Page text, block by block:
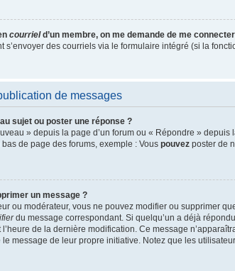
courrield’un membre, on me demande de me
s’envoyer des courriels via le formulaire intégré (si la
de messages
sujet ou poster une réponse ?
» depuis la page d’un forum ou « Répondre »
de page des forums, exemple : Vous pouvez poster de
un message ?
ou modérateur, vous ne pouvez modifier ou supprimer
du message correspondant. Si quelqu’un a déjà
de la dernière modification. Ce message
message de leur propre initiative. Notez que les